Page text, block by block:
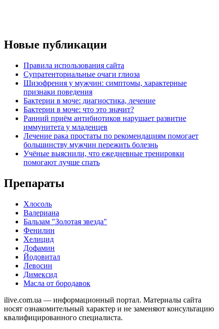
Новые публикации
Правила использования сайта
Супратенториальные очаги глиоза
Шизофрения у мужчин: симптомы, характерные
признаки поведения
Бактерии в моче: диагностика, лечение
Бактерии в моче: что это значит?
Ранний приём антибиотиков нарушает развитие
иммунитета у младенцев
Лечение рака простаты по рекомендациям помогает
большинству мужчин пережить болезнь
Учёные выяснили, что ежедневные тренировки
помогают лучше спать
Препараты
Хлосоль
Валериана
Бальзам "Золотая звезда"
Фенилин
Хелицид
Дофамин
Йодовитал
Левосин
Димексид
Масла от бородавок
ilive.com.ua — информационный портал. Материалы сайта
носят ознакомительный характер и не заменяют консультацию
квалифицированного специалиста.